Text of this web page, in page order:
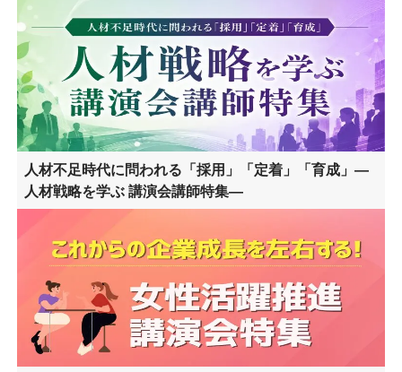
人材不足時代に問われる「採用」「定着」「育成」―
人材戦略を学ぶ 講演会講師特集―